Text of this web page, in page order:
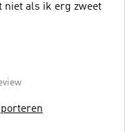
niet als ik erg zweet